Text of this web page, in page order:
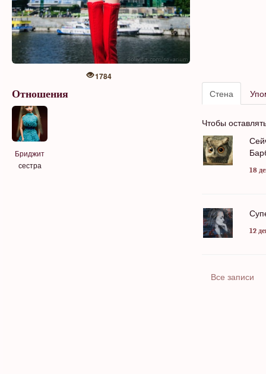
1784
Отношения
Бриджит
сестра
Стена
Чтобы
18
12
Все записи